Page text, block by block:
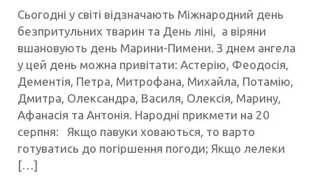
Сьогодні у світі відзначають Міжнародний день
безпритульних тварин та День ліні, а віряни
вшановують день Марини-Пимени. З днем ангела
у цей день можна привітати: Астерію, Феодосія,
Дементія, Петра, Митрофана, Михайла, Потамію,
Дмитра, Олександра, Василя, Олексія, Марину,
Афанасія та Антонія.​ Народні прикмети на 20
серпня: Якщо павуки ховаються, то варто
готуватись до погіршення погоди; Якщо лелеки
[…]